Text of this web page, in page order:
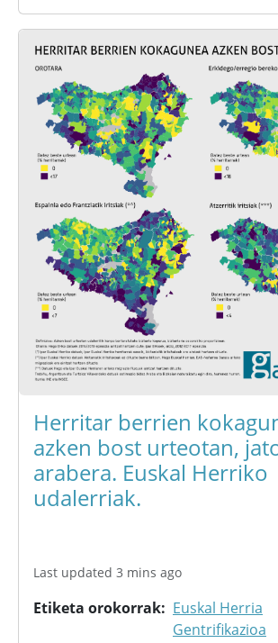
Herritar berrien
azken bost urteotan,
arabera. Euskal Herriko
udalerriak.
Last updated 3 mins ago
Etiketa orokorrak
Euskal Herria
Gentrifikazioa